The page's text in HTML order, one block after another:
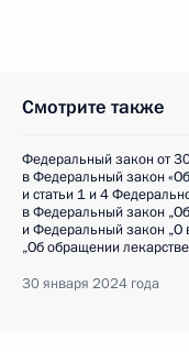
Смотрите также
Федеральный закон от
в Федеральный закон
и статьи 1 и 4
в Федеральный закон
и Федеральный закон
„Об обращении
30 января 2024 года